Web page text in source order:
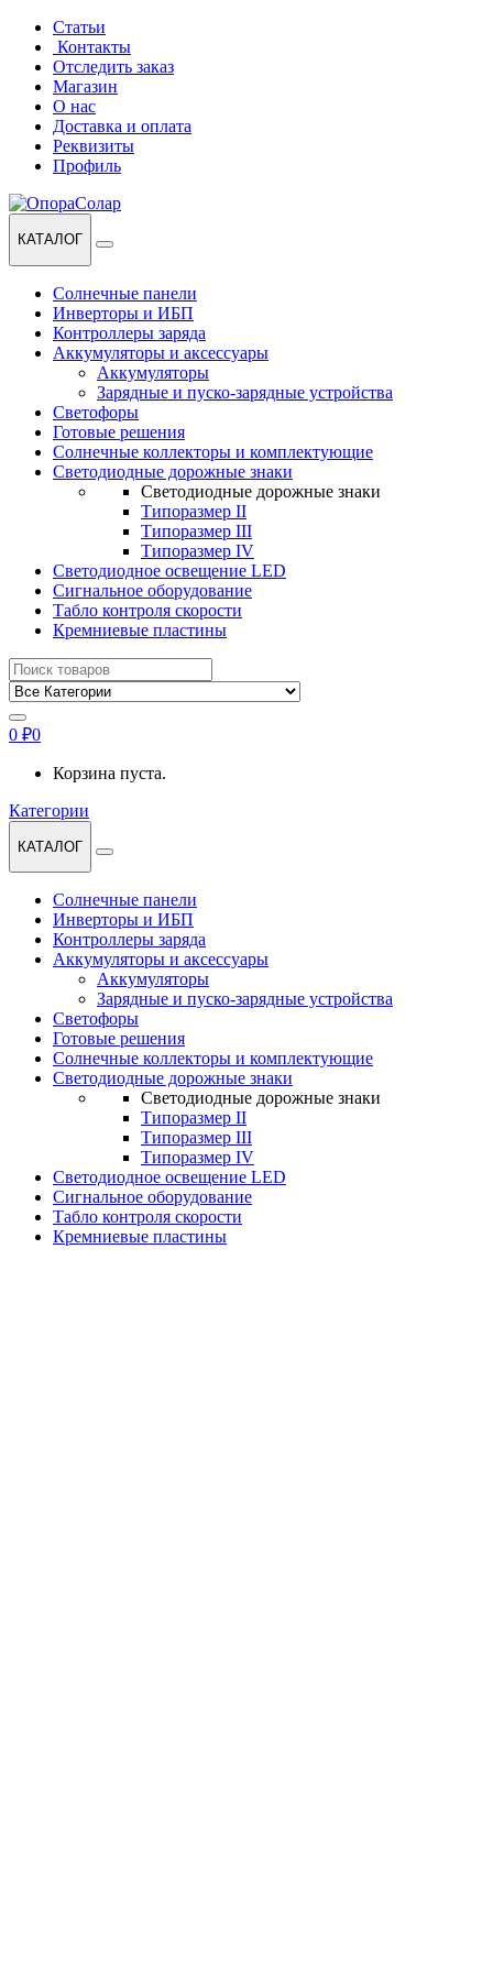
Перейти
навигации
Перейти
содержанию
Статьи
Контакты
Отследить заказ
Магазин
О нас
Доставка и оплата
Реквизиты
Профиль
КАТАЛОГ
Солнечные панели
Инверторы и ИБП
Контроллеры заряда
Аккумуляторы и аксессуары
Аккумуляторы
Зарядные и пуско-зарядные устройства
Светофоры
Готовые решения
Солнечные коллекторы и комплектующие
Светодиодные дорожные знаки
Светодиодные дорожные знаки
Типоразмер II
Типоразмер III
Типоразмер IV
Светодиодное освещение LED
Сигнальное оборудование
Табло контроля скорости
Кремниевые пластины
Найти:
0 ₽0
Корзина пуста.
Категории
КАТАЛОГ
Солнечные панели
Инверторы и ИБП
Контроллеры заряда
Аккумуляторы и аксессуары
Аккумуляторы
Зарядные и пуско-зарядные устройства
Светофоры
Готовые решения
Солнечные коллекторы и комплектующие
Светодиодные дорожные знаки
Светодиодные дорожные знаки
Типоразмер II
Типоразмер III
Типоразмер IV
Светодиодное освещение LED
Сигнальное оборудование
Табло контроля скорости
Кремниевые пластины